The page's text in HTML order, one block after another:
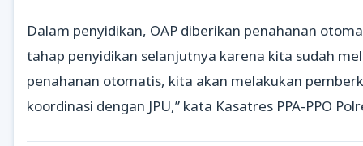
Dalam penyidikan, OAP diberikan penahanan
tahap penyidikan selanjutnya karena kita sudah
penahanan otomatis, kita akan melakukan
koordinasi dengan JPU,” kata Kasatres PPA-PPO